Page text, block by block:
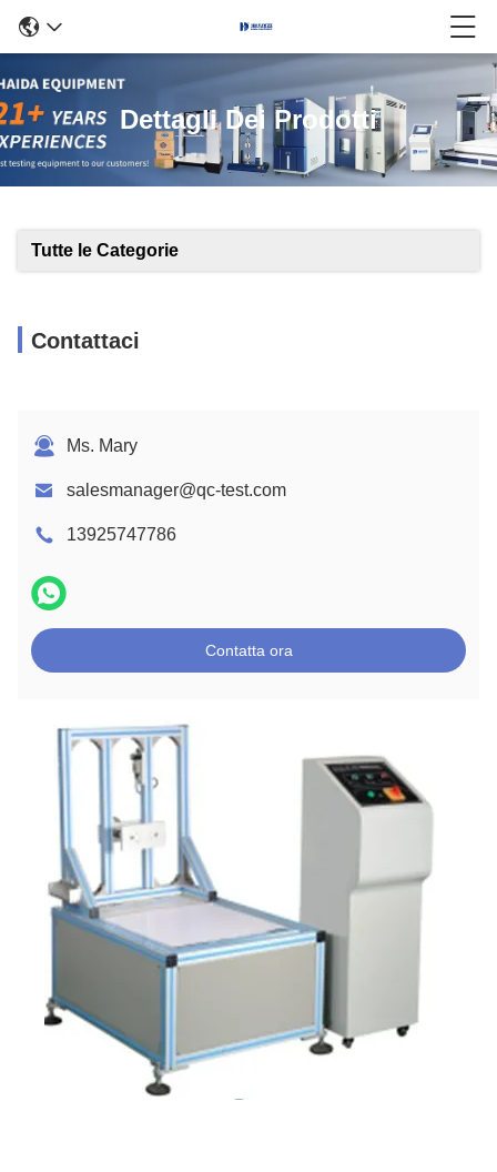
Dettagli Dei Prodotti
Tutte le Categorie
Contattaci
Ms. Mary
salesmanager@qc-test.com
13925747786
Contatta ora